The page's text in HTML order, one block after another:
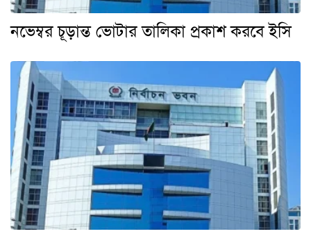
নভেম্বর চূড়ান্ত ভোটার তালিকা প্রকাশ করবে ইসি